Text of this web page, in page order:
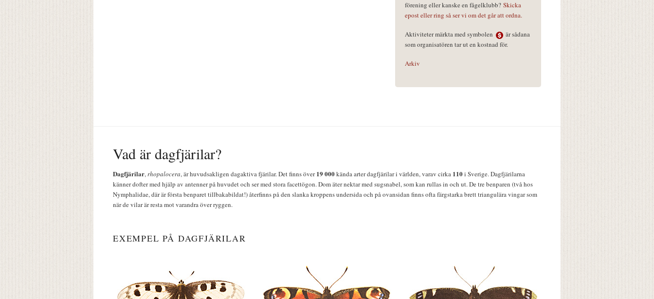
förening eller kanske en fågelklubb? Skicka
epost eller ring så ser vi om det går att ordna.
Aktiviteter märkta med symbolen
är sådana
som organisatören tar ut en kostnad för.
Arkiv
Vad är dagfjärilar?
Dagfjärilar,rhopalocera, är huvudsakligen dagaktiva fjärilar. Det finns över19 000kända arter dagfjärilar i världen, varav cirka 110i Sverige. Dagfjärilarna
känner dofter med hjälp av antenner på huvudet och ser med stora facettögon. Dom äter nektar med sugsnabel, som kan rullas in och ut. De tre benparen (två hos
Nymphalidae, där är första benparet tillbakabildat!) återfinns på den slanka kroppens undersida och på ovansidan finns ofta färgstarka brett triangulära vingar som
när de vilar är resta mot varandra över ryggen.
EXEMPEL PÅ DAGFJÄRILAR